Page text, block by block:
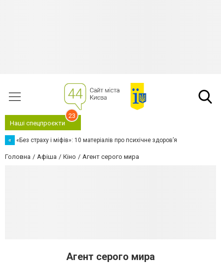
Наші спецпроєкти
23
« «Без страху і міфів»: 10 матеріалів про психічне здоров’я
Головна Афіша Кіно Агент серого мира
Агент серого мира